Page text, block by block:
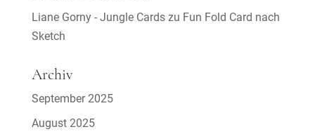
Liane Gorny - Jungle Cardszu Fun Fold Card nach
Sketch
Archiv
September 2025
August 2025